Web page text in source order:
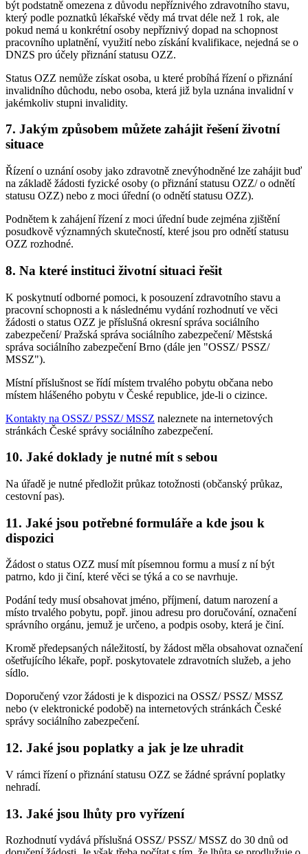
být podstatně omezena z důvodu nepříznivého zdravotního stavu,
který podle poznatků lékařské vědy má trvat déle než 1 rok, ale
pokud nemá u konkrétní osoby nepříznivý dopad na schopnost
pracovního uplatnění, využití nebo získání kvalifikace, nejedná se o
DNZS pro účely přiznání statusu OZZ.
Status OZZ nemůže získat osoba, u které probíhá řízení o přiznání
invalidního důchodu, nebo osoba, která již byla uznána invalidní v
jakémkoliv stupni invalidity.
7. Jakým způsobem můžete zahájit řešení životní
situace
Řízení o uznání osoby jako zdravotně znevýhodněné lze zahájit buď
na základě žádosti fyzické osoby (o přiznání statusu OZZ/ o odnětí
statusu OZZ) nebo z moci úřední (o odnětí statusu OZZ).
Podnětem k zahájení řízení z moci úřední bude zejména zjištění
posudkově významných skutečností, které jsou pro odnětí statusu
OZZ rozhodné.
8. Na které instituci životní situaci řešit
K poskytnutí odborné pomoci, k posouzení zdravotního stavu a
pracovní schopnosti a k následnému vydání rozhodnutí ve věci
žádosti o status OZZ je příslušná okresní správa sociálního
zabezpečení/ Pražská správa sociálního zabezpečení/ Městská
správa sociálního zabezpečení Brno (dále jen "OSSZ/ PSSZ/
MSSZ").
Místní příslušnost se řídí místem trvalého pobytu občana nebo
místem hlášeného pobytu v České republice, jde-li o cizince.
Kontakty na OSSZ/ PSSZ/ MSSZ naleznete na internetových
stránkách České správy sociálního zabezpečení.
10. Jaké doklady je nutné mít s sebou
Na úřadě je nutné předložit průkaz totožnosti (občanský průkaz,
cestovní pas).
11. Jaké jsou potřebné formuláře a kde jsou k
dispozici
Žádost o status OZZ musí mít písemnou formu a musí z ní být
patrno, kdo ji činí, které věci se týká a co se navrhuje.
Podání tedy musí obsahovat jméno, příjmení, datum narození a
místo trvalého pobytu, popř. jinou adresu pro doručování, označení
správního orgánu, jemuž je určeno, a podpis osoby, která je činí.
Kromě předepsaných náležitostí, by žádost měla obsahovat označení
ošetřujícího lékaře, popř. poskytovatele zdravotních služeb, a jeho
sídlo.
Doporučený vzor žádosti je k dispozici na OSSZ/ PSSZ/ MSSZ
nebo (v elektronické podobě) na internetových stránkách České
správy sociálního zabezpečení.
12. Jaké jsou poplatky a jak je lze uhradit
V rámci řízení o přiznání statusu OZZ se žádné správní poplatky
nehradí.
13. Jaké jsou lhůty pro vyřízení
Rozhodnutí vydává příslušná OSSZ/ PSSZ/ MSSZ do 30 dnů od